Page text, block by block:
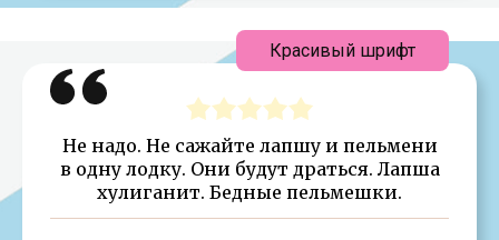
Не надо. Не сажайте лапшу и пельмени
в одну лодку. Они будут драться. Лапша
хулиганит. Бедные пельмешки.
Красивый шрифт